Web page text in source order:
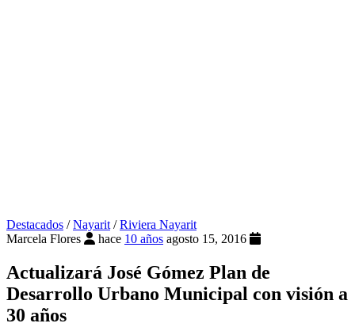
Destacados /Nayarit/Riviera Nayarit
Marcela Flores
hace 10 años agosto 15, 2016
Actualizará José Gómez Plan de
Desarrollo Urbano Municipal con visión a
30 años